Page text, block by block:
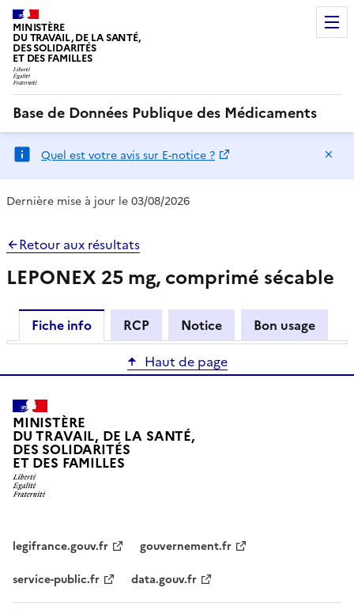
MINISTÈRE
DU TRAVAIL, DE LA SANTÉ,
DES SOLIDARITÉS
ET DES FAMILLES
Base de Données Publique des Médicaments
Quel est votre avis sur E-notice ?
Dernière mise à jour le 03/08/2026
Retour aux résultats
LEPONEX 25 mg, comprimé sécable
Fiche info RCP Notice
Bon usage
Haut de page
MINISTÈRE
DU TRAVAIL, DE LA SANTÉ,
DES SOLIDARITÉS
ET DES FAMILLES
legifrance.gouv.fr
gouvernement.fr
service-public.fr
data.gouv.fr